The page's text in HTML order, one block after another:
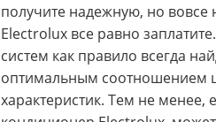
получите надежную, но
Electrolux все равно
систем как правило всегда
оптимальным соотношением
характеристик. Тем не